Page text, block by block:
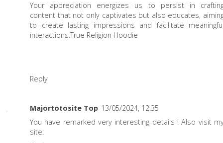
Your appreciation energizes us to persist in
content that not only captivates but also educates,
to create lasting impressions and facilitate
interactions.True Religion Hoodie
Reply
Majortotosite Top 13/05/2024, 12:35
You have remarked very interesting details ! Also visit
site: